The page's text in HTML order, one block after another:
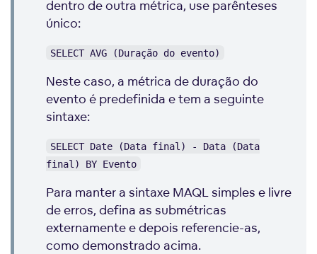
dentro de outra métrica, use parênteses
único:
SELECT AVG (Duração do evento)
Neste caso, a métrica de duração do
evento é predefinida e tem a seguinte
sintaxe:
SELECT Date (Data final) - Data (Data
final) BY Evento
Para manter a sintaxe MAQL simples e livre
de erros, defina as submétricas
externamente e depois referencie-as,
como demonstrado acima.